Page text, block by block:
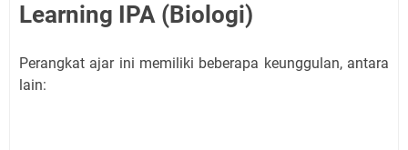
Learning IPA (Biologi)
Perangkat ajar ini memiliki beberapa keunggulan, antara
lain: